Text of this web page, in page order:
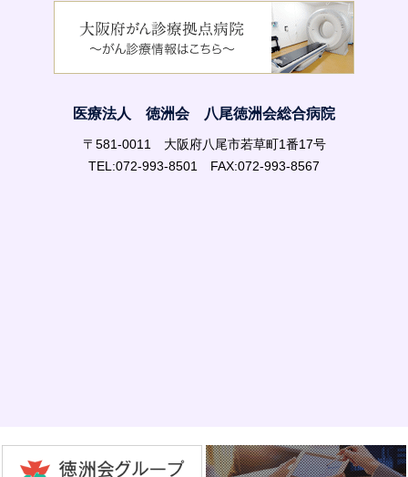
医療法人 徳洲会 八尾徳洲会総合病院
〒581-0011 大阪府八尾市若草町1番17号
TEL:072-993-8501 FAX:072-993-8567